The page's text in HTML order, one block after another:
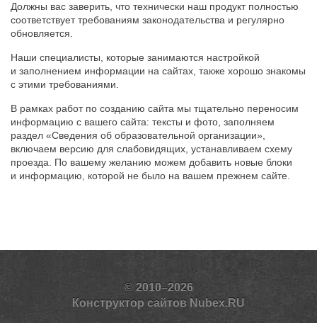
Должны вас заверить, что технически наш продукт полностью
соответствует требованиям законодательства и регулярно
обновляется.
Наши специалисты, которые занимаются настройкой
и заполнением информации на сайтах, также хорошо знакомы
с этими требованиями.
В рамках работ по созданию сайта мы тщательно переносим
информацию с вашего сайта: тексты и фото, заполняем
раздел «Сведения об образовательной организации»,
включаем версию для слабовидящих, устанавливаем схему
проезда. По вашему желанию можем добавить новые блоки
и информацию, которой не было на вашем прежнем сайте.
© 2010–2026
Конструктор сайтов Nubex.RU